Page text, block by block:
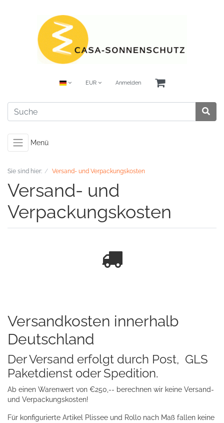
EUR Anmelden
Menü
Sie sind hier: Versand- und Verpackungskosten
Versand- und
Verpackungskosten
Versandkosten innerhalb
Deutschland
Der Versand erfolgt durch Post, GLS
Paketdienst oder Spedition.
Ab einen Warenwert von €250,-- berechnen wir keine Versand-
und Verpackungskosten!
Für konfigurierte Artikel Plissee und Rollo nach Maß fallen keine